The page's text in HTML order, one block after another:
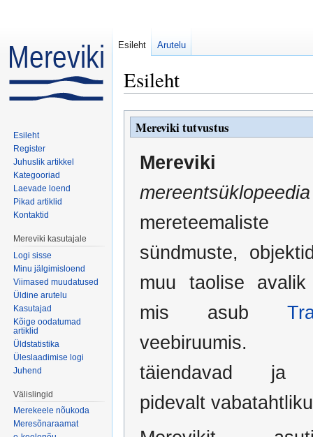
Esileht
Mereviki tutvustus
Mereviki
sündmuste,
muu taolise avalik
mis asub
täiendavad ja
pidevalt
Esileht Arutelu
Esileht
Register
Juhuslik artikkel
Kategooriad
Laevade loend
Pikad artiklid
Kontaktid
Mereviki kasutajale
Logi sisse
Minu jälgimisloend
Viimased muudatused
Üldine arutelu
Kasutajad
Kõige oodatumad
artiklid
Üldstatistika
Üleslaadimise logi
Juhend
Välislingid
Merekeele nõukoda
Meresõnaraamat